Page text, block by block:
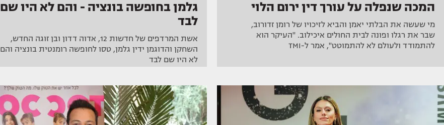
המכה שנפלה על עורך דין ירום הלוי
מי שעשה את הבלתי יאמן והביא לזיכויו של רומן זדורוב,
שבר את רגלו ופונה לבית החולים איכילוב. "העיקר הוא
להתמודד ולעולם לא להתמוטט", אמר ל-TMI
גלמן בחופשה בונציה - והם לא היו שם
לבד
אשת המרדפים של חדשות 12, אדוה דדון ובן זוגה החדש,
השחקן והדוגמן ידין גלמן, טסו לחופשה רומנטית בונציה והם
לא היו שם לבד